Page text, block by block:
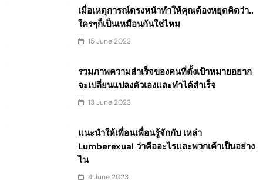
เมื่อเหตุการณ์ตรงหน้าทำให้คุณต้องหยุดคิดว่า..
ใครๆก็เป็นเหมือนกันใช่ไหม
15 June 2023
รวมภาพความสำเร็จของคนที่ตั้งเป้าหมายอยาก
จะเปลี่ยนแปลงตัวเองและทำได้สำเร็จ
13 June 2023
แนะนำให้เพื่อนเพื่อนรู้จักกับ เหล่า
Lumberexual ว่าคืออะไรและพวกเค้าเป็นอย่าง
ไน
4 June 2023